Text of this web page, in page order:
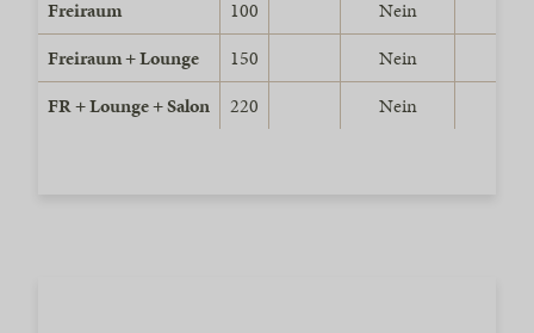
Freiraum
100
Nein
Freiraum + Lounge
150
Nein
FR + Lounge + Salon
220 Nein